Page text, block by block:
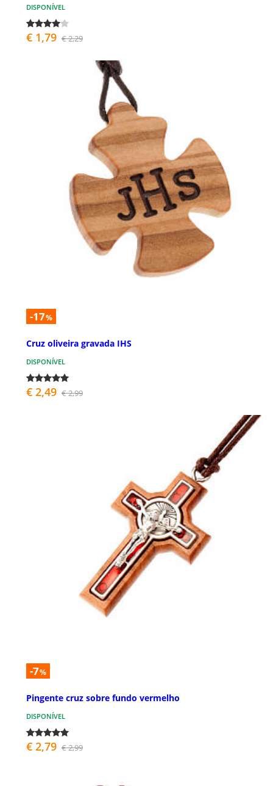
DISPONÍVEL
€ 1,79 € 2,29
-17%
Cruz oliveira gravada IHS
DISPONÍVEL
€ 2,49 € 2,99
-7%
Pingente cruz sobre fundo vermelho
DISPONÍVEL
€ 2,79 € 2,99